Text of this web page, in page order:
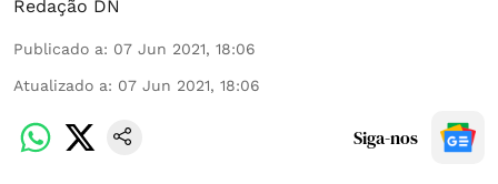
Redação DN
Publicado a: 07 Jun 2021, 18:06
Atualizado a: 07 Jun 2021, 18:06
Siga-nos